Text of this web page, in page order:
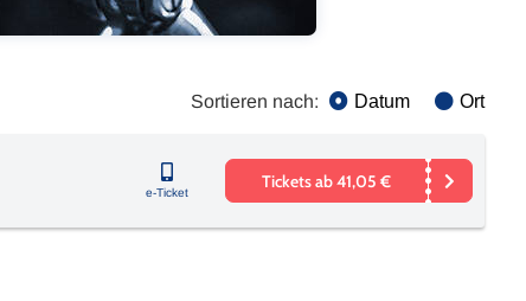
Sortieren nach: Datum Ort
e-Ticket
Tickets ab 41,05 €